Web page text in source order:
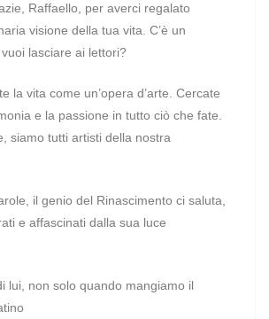
Raffaello, per averci regalato
visione della tua vita. C’è un
lasciare ai lettori?
la vita come un’opera d’arte. Cercate
e la passione in tutto ciò che fate.
siamo tutti artisti della nostra
il genio del Rinascimento ci saluta,
e affascinati dalla sua luce
lui, non solo quando mangiamo il